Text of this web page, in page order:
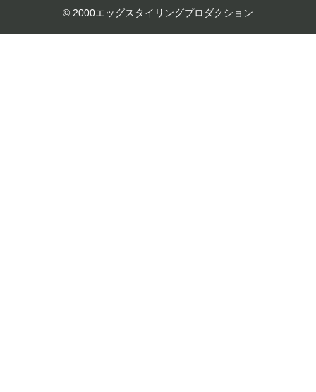
© 2000エッグスタイリングプロダクション